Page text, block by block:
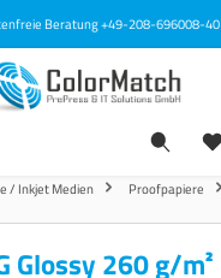
Beratung+49-208-696008-40
/ Inkjet Medien
Proofpapiere
Glossy 260 g/m²